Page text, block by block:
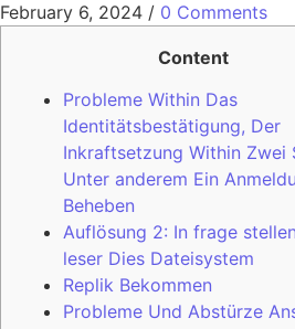
February 6, 2024 / 0 Comments
Content
Probleme Within Das
Identitätsbestätigung, Der
Inkraftsetzung Within Zwei
Unter anderem Ein
Beheben
Auflösung 2: In frage
leser Dies Dateisystem
Replik Bekommen
Probleme Und Abstürze